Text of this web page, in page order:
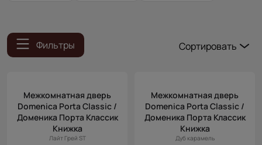
Фильтры
Сортировать
(возр.)
Цена (убыв.)
Cначала
Межкомнатная дверь
Domenica Porta Classic /
Доменика Порта Классик
Книжка
Лайт Грей ST
Межкомнатная дверь
Domenica Porta Classic /
Доменика Порта Классик
Книжка
Дуб карамель